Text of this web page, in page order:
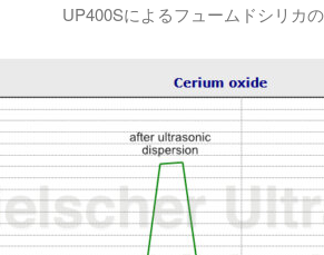
UP400Sによるフュームドシリカ
の超音波分散：Hielscher社の超音波